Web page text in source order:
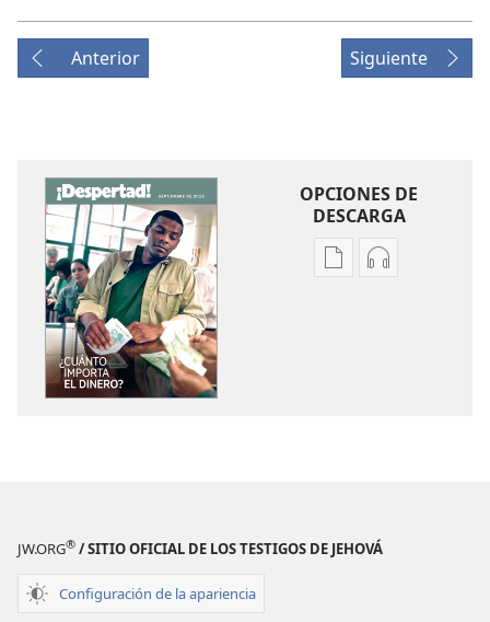
Anterior Siguiente
OPCIONES DE
DESCARGA
OpcionesOpciones
JW.ORG® / SITIO OFICIAL DE LOS TESTIGOS DE JEHOVÁ
Configuración de la apariencia